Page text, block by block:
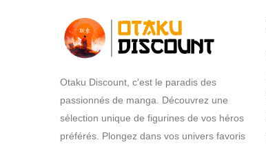
Otaku Discount, c'est le paradis des
passionnés de manga. Découvrez une
sélection unique de figurines de vos héros
préférés. Plongez dans vos univers favoris